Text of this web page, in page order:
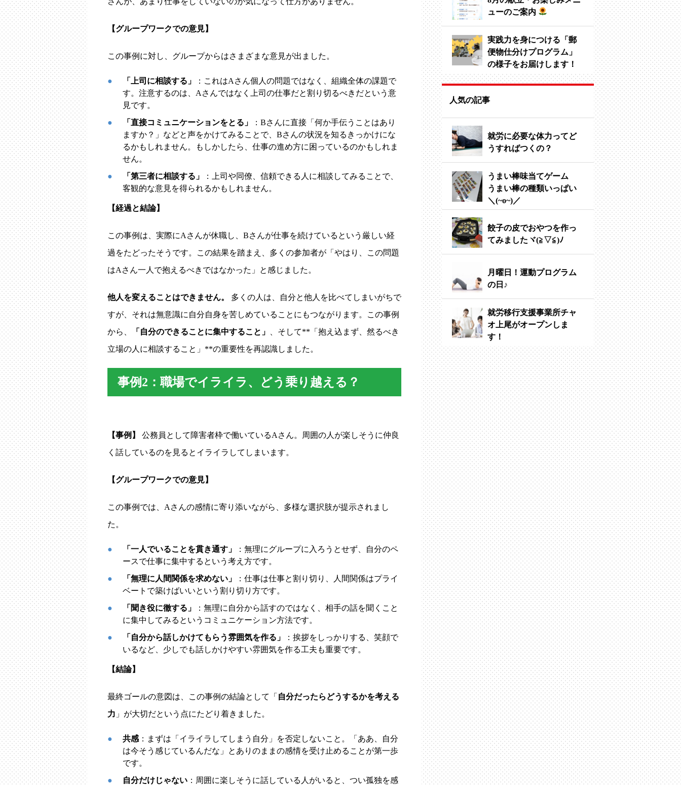
【グループワークでの意見】
この事例に対し、グループからはさまざまな意見が出ました。
「上司に相談する」
：これはAさん個人の問題ではなく、組織全体の課題で
す。注意するのは、Aさんではなく上司の仕事だと割り切るべきだという意
見です。
「直接コミュニケーションをとる」
：Bさんに直接「何か手伝うことはあり
ますか？」などと声をかけてみることで、Bさんの状況を知るきっかけにな
るかもしれません。もしかしたら、仕事の進め方に困っているのかもしれま
せん。
「第三者に相談する」
：上司や同僚、信頼できる人に相談してみることで、
客観的な意見を得られるかもしれません。
【経過と結論】
この事例は、実際にAさんが休職し、Bさんが仕事を続けているという厳しい経
過をたどったそうです。この結果を踏まえ、多くの参加者が「やはり、この問題
はAさん一人で抱えるべきではなかった」と感じました。
他人を変えることはできません。
多くの人は、自分と他人を比べてしまいがちで
すが、それは無意識に自分自身を苦しめていることにもつながります。この事例
から、
「自分のできることに集中すること」
、そして**「抱え込まず、然るべき
立場の人に相談すること」**の重要性を再認識しました。
事例2：職場でイライラ、どう乗り越える？
【事例】
公務員として障害者枠で働いているAさん。周囲の人が楽しそうに仲良
く話しているのを見るとイライラしてしまいます。
【グループワークでの意見】
この事例では、Aさんの感情に寄り添いながら、多様な選択肢が提示されまし
た。
「一人でいることを貫き通す」
：無理にグループに入ろうとせず、自分のペ
ースで仕事に集中するという考え方です。
「無理に人間関係を求めない」
：仕事は仕事と割り切り、人間関係はプライ
ベートで築けばいいという割り切り方です。
「聞き役に徹する」
：無理に自分から話すのではなく、相手の話を聞くこと
に集中してみるというコミュニケーション方法です。
「自分から話しかけてもらう雰囲気を作る」
：挨拶をしっかりする、笑顔で
いるなど、少しでも話しかけやすい雰囲気を作る工夫も重要です。
【結論】
最終ゴールの意図は、この事例の結論として「 自分だったらどうするかを考える
力 」が大切だという点にたどり着きました。
共感 ：まずは「イライラしてしまう自分」を否定しないこと。「ああ、自分
は今そう感じているんだな」とありのままの感情を受け止めることが第一歩
です。
自分だけじゃない ：周囲に楽しそうに話している人がいると、つい孤独を感
ューのご案内
実践力を身につける「郵
便物仕分けプログラム」
の様子をお届けします！
人気の記事
就労に必要な体力ってど
うすればつくの？
うまい棒味当てゲーム
うまい棒の種類いっぱい
＼(~o~)／
餃子の皮でおやつを作っ
てみましたヾ(≧▽≦)ﾉ
月曜日！運動プログラム
の日♪
就労移行支援事業所チャ
オ上尾がオープンしま
す！